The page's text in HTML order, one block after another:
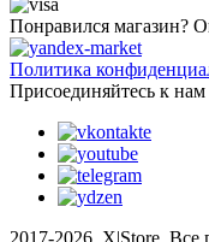
Понравился магазин?
Политика
Присоединяйтесь к нам
2017-2026, X|Store, Все